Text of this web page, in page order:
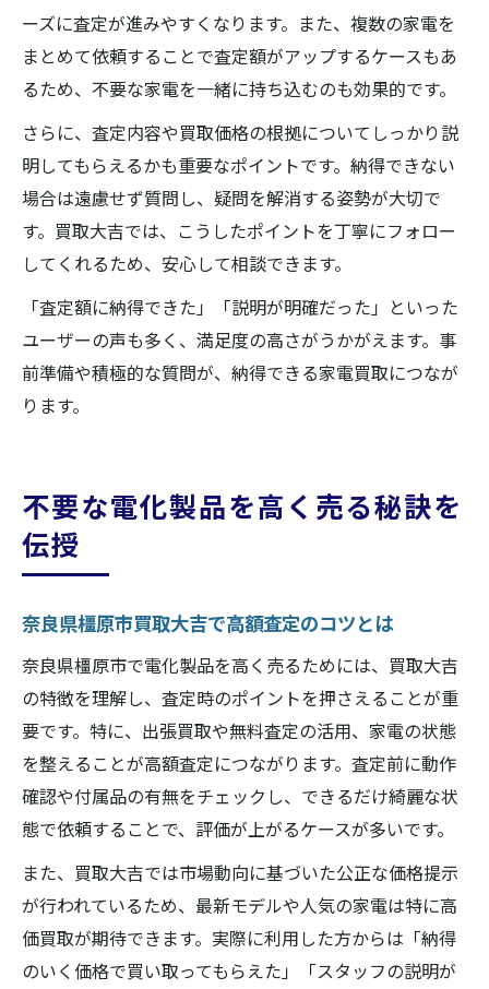
ーズに査定が進みやすくなります。また、複数の家電を
まとめて依頼することで査定額がアップするケースもあ
るため、不要な家電を一緒に持ち込むのも効果的です。
さらに、査定内容や買取価格の根拠についてしっかり説
明してもらえるかも重要なポイントです。納得できない
場合は遠慮せず質問し、疑問を解消する姿勢が大切で
す。買取大吉では、こうしたポイントを丁寧にフォロー
してくれるため、安心して相談できます。
「査定額に納得できた」「説明が明確だった」といった
ユーザーの声も多く、満足度の高さがうかがえます。事
前準備や積極的な質問が、納得できる家電買取につなが
ります。
不要な電化製品を高く売る秘訣を
伝授
奈良県橿原市買取大吉で高額査定のコツとは
奈良県橿原市で電化製品を高く売るためには、買取大吉
の特徴を理解し、査定時のポイントを押さえることが重
要です。特に、出張買取や無料査定の活用、家電の状態
を整えることが高額査定につながります。査定前に動作
確認や付属品の有無をチェックし、できるだけ綺麗な状
態で依頼することで、評価が上がるケースが多いです。
また、買取大吉では市場動向に基づいた公正な価格提示
が行われているため、最新モデルや人気の家電は特に高
価買取が期待できます。実際に利用した方からは「納得
のいく価格で買い取ってもらえた」「スタッフの説明が